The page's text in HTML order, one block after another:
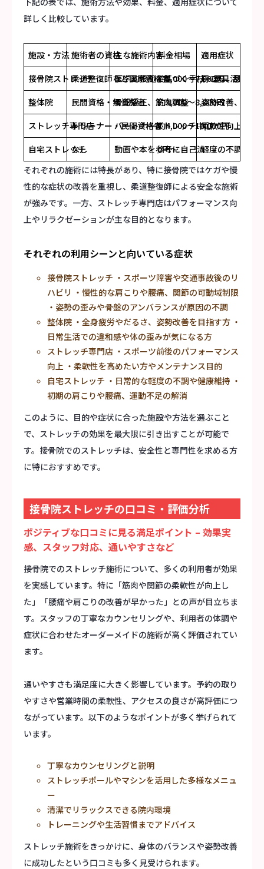
詳しく比較しています。
施設・方法施術者の資格主な施術内容料金相場
適用症状
接骨院ストレッチ柔道整復師など国家資格者
医学的根拠に基づく手技・器具活用
約3,000～7,000円肩こり、腰痛、
整体院
民間資格・無資格者骨盤矯正、筋肉調整約3,000～8,000円姿勢改善、全身
ストレッチ専門店トレーナー・民間資格者
パートナーストレッチ中心
約4,000～10,000円柔軟性向上、運
自宅ストレッチ
なし 動画や本を参考に自己流
0円～
軽度の不調、予
それぞれの施術には特長があり、特に接骨院ではケガや慢
性的な症状の改善を重視し、柔道整復師による安全な施術
が強みです。一方、ストレッチ専門店はパフォーマンス向
上やリラクゼーションが主な目的となります。
それぞれの利用シーンと向いている症状
接骨院ストレッチ ・スポーツ障害や交通事故後のリ
ハビリ ・慢性的な肩こりや腰痛、関節の可動域制限
・姿勢の歪みや骨盤のアンバランスが原因の不調
整体院 ・全身疲労やだるさ、姿勢改善を目指す方 ・
日常生活での違和感や体の歪みが気になる方
ストレッチ専門店 ・スポーツ前後のパフォーマンス
向上 ・柔軟性を高めたい方やメンテナンス目的
自宅ストレッチ ・日常的な軽度の不調や健康維持 ・
初期の肩こりや腰痛、運動不足の解消
このように、目的や症状に合った施設や方法を選ぶこと
で、ストレッチの効果を最大限に引き出すことが可能で
す。接骨院でのストレッチは、安全性と専門性を求める方
に特におすすめです。
接骨院ストレッチの口コミ・評価分析
ポジティブな口コミに見る満足ポイント – 効果実
感、スタッフ対応、通いやすさなど
接骨院でのストレッチ施術について、多くの利用者が効果
を実感しています。特に「筋肉や関節の柔軟性が向上し
た」「腰痛や肩こりの改善が早かった」との声が目立ちま
す。スタッフの丁寧なカウンセリングや、利用者の体調や
症状に合わせたオーダーメイドの施術が高く評価されてい
ます。
通いやすさも満足度に大きく影響しています。予約の取り
やすさや営業時間の柔軟性、アクセスの良さが高評価につ
ながっています。以下のようなポイントが多く挙げられて
います。
丁寧なカウンセリングと説明
ストレッチポールやマシンを活用した多様なメニュ
ー
清潔でリラックスできる院内環境
トレーニングや生活習慣までアドバイス
ストレッチ施術をきっかけに、身体のバランスや姿勢改善
に成功したという口コミも多く見受けられます。